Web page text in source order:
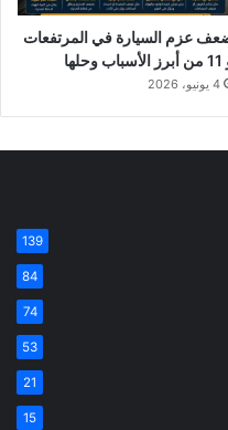
عزم السيارة في المرتفعات
4 يونيو، 2026
139
84
74
53
21
15